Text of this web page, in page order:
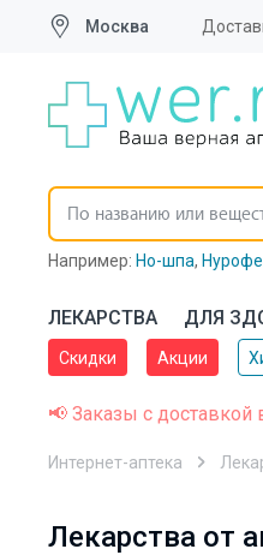
Москва
Например: Но-шпа,
ЛЕКАРСТВА ДЛЯ
Скидки Акции
📢 Заказы с
Интернет-аптека
Лекарства от